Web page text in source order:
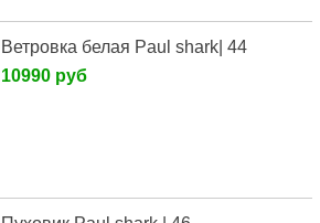
Ветровка белая Paul shark| 44
10990 руб